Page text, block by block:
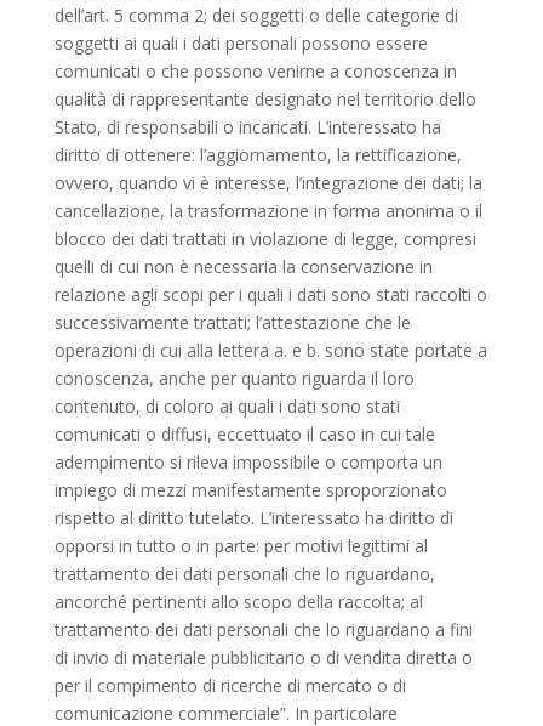
dell’art. 5 comma 2; dei soggetti o delle categorie di
soggetti ai quali i dati personali possono essere
comunicati o che possono venirne a conoscenza in
qualità di rappresentante designato nel territorio dello
Stato, di responsabili o incaricati. L’interessato ha
diritto di ottenere: l’aggiornamento, la rettificazione,
ovvero, quando vi è interesse, l’integrazione dei dati; la
cancellazione, la trasformazione in forma anonima o il
blocco dei dati trattati in violazione di legge, compresi
quelli di cui non è necessaria la conservazione in
relazione agli scopi per i quali i dati sono stati raccolti o
successivamente trattati; l’attestazione che le
operazioni di cui alla lettera a. e b. sono state portate a
conoscenza, anche per quanto riguarda il loro
contenuto, di coloro ai quali i dati sono stati
comunicati o diffusi, eccettuato il caso in cui tale
adempimento si rileva impossibile o comporta un
impiego di mezzi manifestamente sproporzionato
rispetto al diritto tutelato. L’interessato ha diritto di
opporsi in tutto o in parte: per motivi legittimi al
trattamento dei dati personali che lo riguardano,
ancorché pertinenti allo scopo della raccolta; al
trattamento dei dati personali che lo riguardano a fini
di invio di materiale pubblicitario o di vendita diretta o
per il compimento di ricerche di mercato o di
comunicazione commerciale”. In particolare